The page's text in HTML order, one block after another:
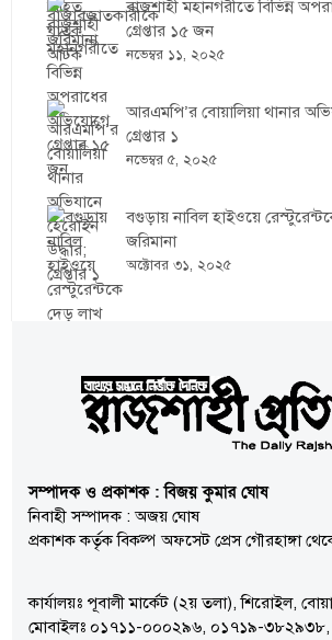
রাজশাহী মহানগরীতে বিভিন্ন
গ্রেপ্তার ১৫ জন
নভেম্বর ১১, ২০২৫
আরএমপি’র বোয়ালিয়া থানার
গ্রেপ্তার ১
নভেম্বর ৫, ২০২৫
বগুড়ায় নাবিল হাইওয়ে
জরিমানা
অক্টোবর ৩১, ২০২৫
সম্পাদক ও প্রকাশক : বিজয় কুমার ঘোষ
নিবাহী সম্পাদক : অজয় ঘোষ
প্রকাশক কর্তৃক বিকল্প অফসেট প্রেস গৌরহাঙ্গা
কার্যালয়ঃ পূবালী মার্কেট (২য় তলা), শিরোইল,
মোবাইলঃ ০১৭১১-০০০২৯৬, ০১৭১৯-